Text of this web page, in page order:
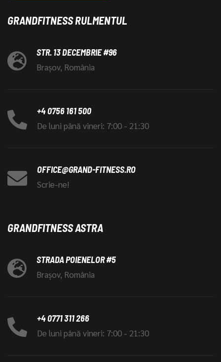
GRANDFITNESS RULMENTUL
STR. 13 DECEMBRIE #96
Brașov, România
+4 0756 161 500
De luni până vineri: 7:00 - 21:30
OFFICE@GRAND-FITNESS.RO
Scrie-ne!
GRANDFITNESS ASTRA
STRADA POIENELOR #5
Brașov, România
+4 0771 311 266
De luni până vineri: 7:00 - 21:30